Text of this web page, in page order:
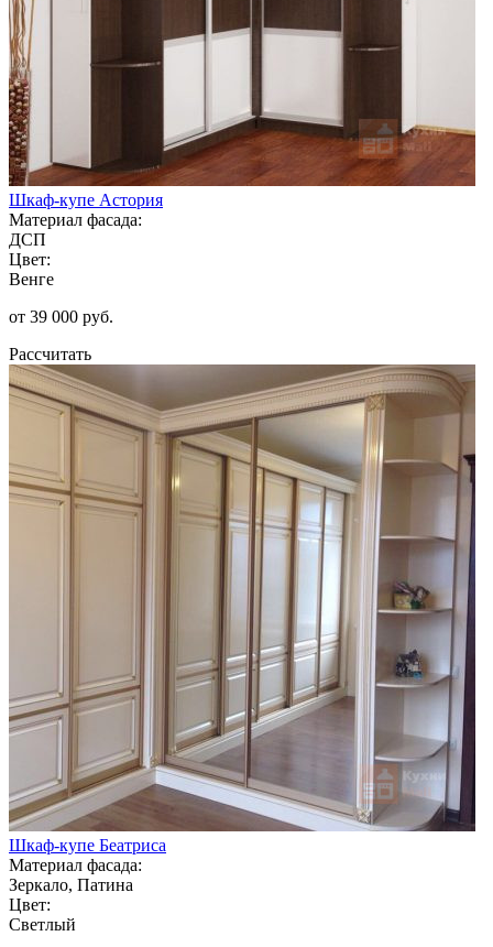
Шкаф-купе Астория
Материал фасада:
ДСП
Цвет:
Венге
от 39 000 руб.
Рассчитать
Шкаф-купе Беатриса
Материал фасада:
Зеркало, Патина
Цвет:
Светлый